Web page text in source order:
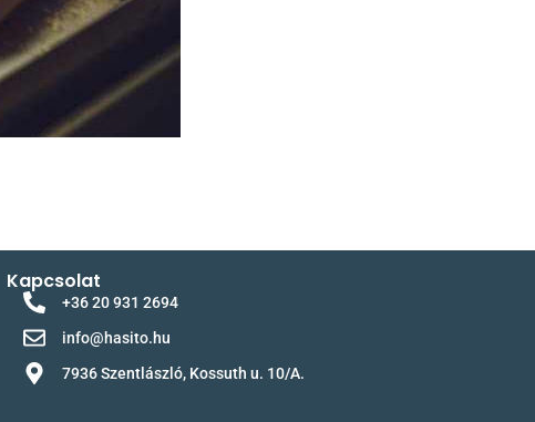
Kapcsolat
+36 20 931 2694
info@hasito.hu
7936 Szentlászló, Kossuth u. 10/A.